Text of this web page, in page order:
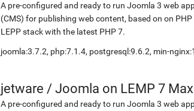
A pre-configured and ready to run Joomla 3 web
(CMS) for publishing web content, based on on
LEPP stack with the latest PHP 7.
joomla:3.7.2, php:7.1.4, postgresql:9.6.2, min-
jetware / Joomla on LEMP 7
A pre-configured and ready to run Joomla 3 web